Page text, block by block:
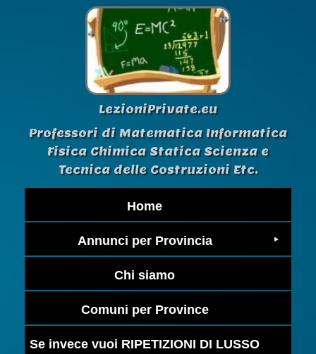
LezioniPrivate.eu
Professori di Matematica Informatica
Fisica Chimica Statica Scienza e
Tecnica delle Costruzioni Etc.
Home
Annunci per Provincia
Chi siamo
Comuni per Province
Se invece vuoi RIPETIZIONI DI LUSSO